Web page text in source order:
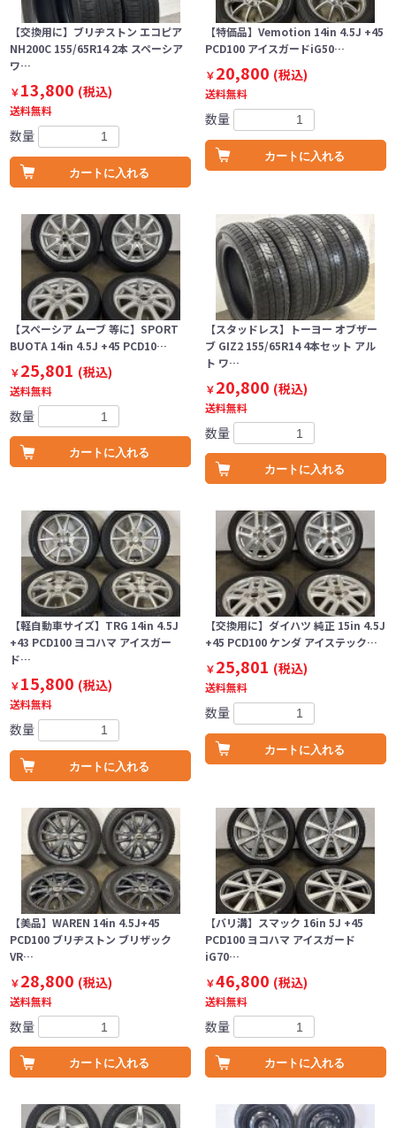
【交換用に】ブリヂストン エコピア
NH200C 155/65R14 2本 スペーシア
ワ…
￥13,800 (税込)
送料無料
数量
カートに入れる
【特価品】Vemotion 14in 4.5J +45
PCD100 アイスガードiG50…
￥20,800 (税込)
送料無料
数量
カートに入れる
【スペーシア ムーブ 等に】SPORT
BUOTA 14in 4.5J +45 PCD10…
￥25,801 (税込)
送料無料
数量
カートに入れる
【スタッドレス】トーヨー オブザー
ブ GIZ2 155/65R14 4本セット アル
ト ワ…
￥20,800 (税込)
送料無料
数量
カートに入れる
【軽自動車サイズ】TRG 14in 4.5J
+43 PCD100 ヨコハマ アイスガー
ド…
￥15,800 (税込)
送料無料
数量
カートに入れる
【交換用に】ダイハツ 純正 15in 4.5J
+45 PCD100 ケンダ アイステック…
￥25,801 (税込)
送料無料
数量
カートに入れる
【美品】WAREN 14in 4.5J+45
PCD100 ブリヂストン ブリザック
VR…
￥28,800 (税込)
送料無料
数量
カートに入れる
【バリ溝】スマック 16in 5J +45
PCD100 ヨコハマ アイスガード
iG70…
￥46,800 (税込)
送料無料
数量
カートに入れる